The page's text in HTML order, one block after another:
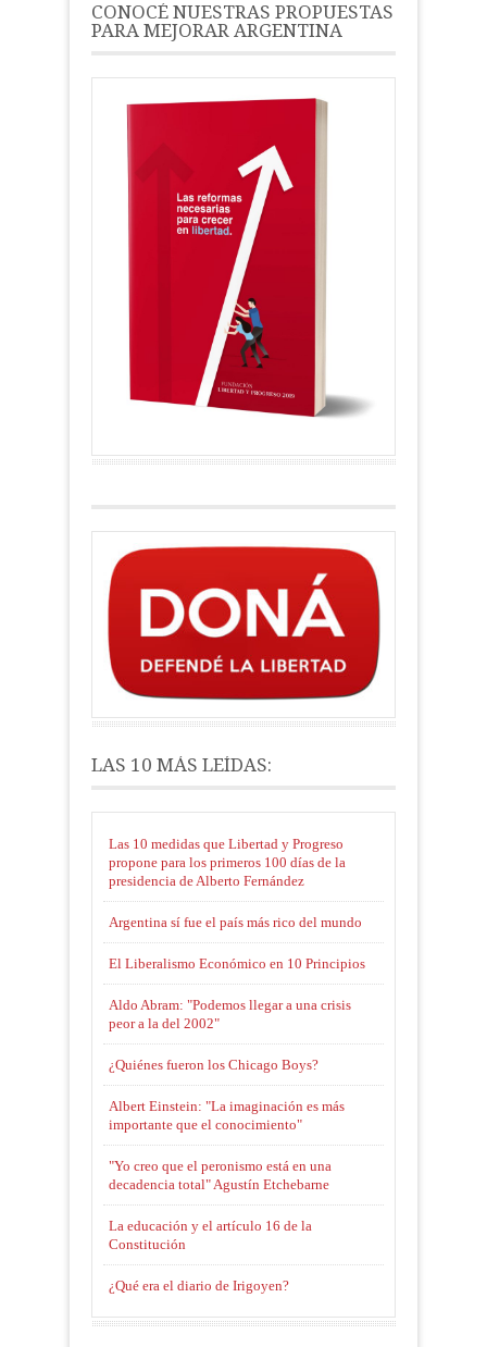
CONOCÉ NUESTRAS PROPUESTAS
PARA MEJORAR ARGENTINA
LAS 10 MÁS LEÍDAS:
Las 10 medidas que Libertad y Progreso
propone para los primeros 100 días de la
presidencia de Alberto Fernández
Argentina sí fue el país más rico del mundo
El Liberalismo Económico en 10 Principios
Aldo Abram: "Podemos llegar a una crisis
peor a la del 2002"
¿Quiénes fueron los Chicago Boys?
Albert Einstein: "La imaginación es más
importante que el conocimiento"
"Yo creo que el peronismo está en una
decadencia total" Agustín Etchebarne
La educación y el artículo 16 de la
Constitución
¿Qué era el diario de Irigoyen?